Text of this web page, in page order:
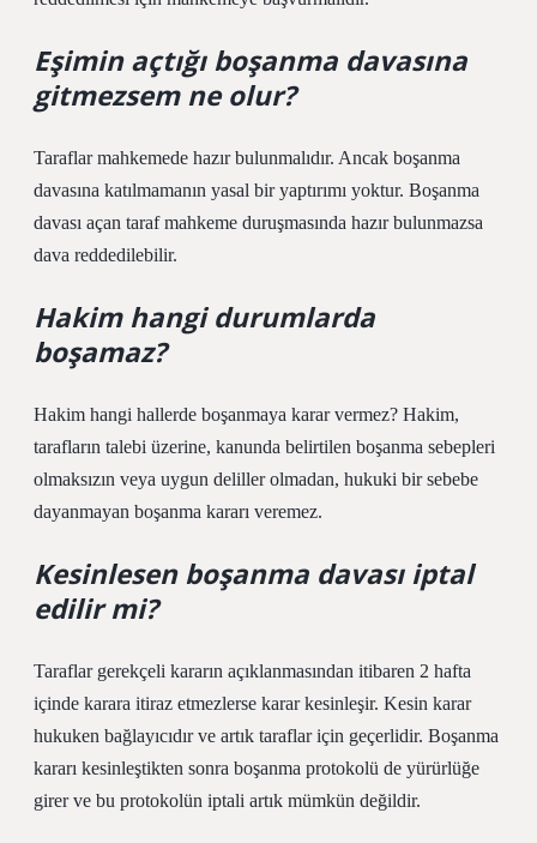
Eşimin açtığı boşanma davasına
gitmezsem ne olur?
Taraflar mahkemede hazır bulunmalıdır. Ancak boşanma
davasına katılmamanın yasal bir yaptırımı yoktur. Boşanma
davası açan taraf mahkeme duruşmasında hazır bulunmazsa
dava reddedilebilir.
Hakim hangi durumlarda
boşamaz?
Hakim hangi hallerde boşanmaya karar vermez? Hakim,
tarafların talebi üzerine, kanunda belirtilen boşanma sebepleri
olmaksızın veya uygun deliller olmadan, hukuki bir sebebe
dayanmayan boşanma kararı veremez.
Kesinlesen boşanma davası iptal
edilir mi?
Taraflar gerekçeli kararın açıklanmasından itibaren 2 hafta
içinde karara itiraz etmezlerse karar kesinleşir. Kesin karar
hukuken bağlayıcıdır ve artık taraflar için geçerlidir. Boşanma
kararı kesinleştikten sonra boşanma protokolü de yürürlüğe
girer ve bu protokolün iptali artık mümkün değildir.